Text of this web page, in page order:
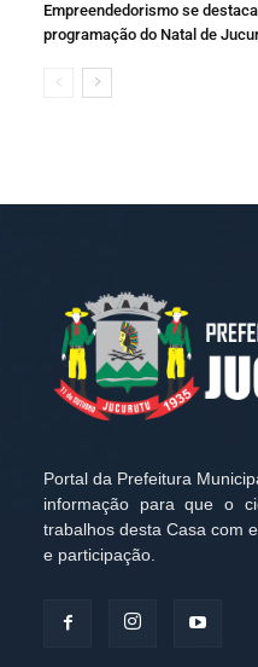
Empreendedorismo se
programação do Natal de
Portal da Prefeitura
informação para que o
trabalhos desta Casa com
e participação.